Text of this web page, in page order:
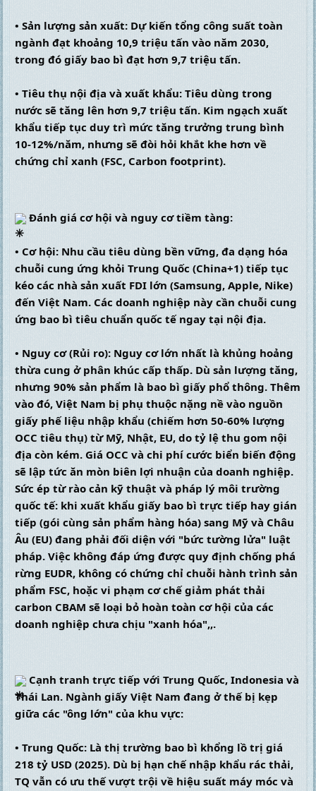
• Sản lượng sản xuất: Dự kiến tổng công suất toàn
ngành đạt khoảng 10,9 triệu tấn vào năm 2030,
trong đó giấy bao bì đạt hơn 9,7 triệu tấn.
• Tiêu thụ nội địa và xuất khẩu: Tiêu dùng trong
nước sẽ tăng lên hơn 9,7 triệu tấn. Kim ngạch xuất
khẩu tiếp tục duy trì mức tăng trưởng trung bình
10-12%/năm, nhưng sẽ đòi hỏi khắt khe hơn về
chứng chỉ xanh (FSC, Carbon footprint).
Đánh giá cơ hội và nguy cơ tiềm tàng:
• Cơ hội: Nhu cầu tiêu dùng bền vững, đa dạng hóa
chuỗi cung ứng khỏi Trung Quốc (China+1) tiếp tục
kéo các nhà sản xuất FDI lớn (Samsung, Apple, Nike)
đến Việt Nam. Các doanh nghiệp này cần chuỗi cung
ứng bao bì tiêu chuẩn quốc tế ngay tại nội địa.
• Nguy cơ (Rủi ro): Nguy cơ lớn nhất là khủng hoảng
thừa cung ở phân khúc cấp thấp. Dù sản lượng tăng,
nhưng 90% sản phẩm là bao bì giấy phổ thông. Thêm
vào đó, Việt Nam bị phụ thuộc nặng nề vào nguồn
giấy phế liệu nhập khẩu (chiếm hơn 50-60% lượng
OCC tiêu thụ) từ Mỹ, Nhật, EU, do tỷ lệ thu gom nội
địa còn kém. Giá OCC và chi phí cước biển biến động
sẽ lập tức ăn mòn biên lợi nhuận của doanh nghiệp.
Sức ép từ rào cản kỹ thuật và pháp lý môi trường
quốc tế: khi xuất khẩu giấy bao bì trực tiếp hay gián
tiếp (gói cùng sản phẩm hàng hóa) sang Mỹ và Châu
Âu (EU) đang phải đối diện với "bức tường lửa" luật
pháp. Việc không đáp ứng được quy định chống phá
rừng EUDR, không có chứng chỉ chuỗi hành trình sản
phẩm FSC, hoặc vi phạm cơ chế giảm phát thải
carbon CBAM sẽ loại bỏ hoàn toàn cơ hội của các
doanh nghiệp chưa chịu "xanh hóa",,.
Cạnh tranh trực tiếp với Trung Quốc, Indonesia và
Thái Lan. Ngành giấy Việt Nam đang ở thế bị kẹp
giữa các "ông lớn" của khu vực:
• Trung Quốc: Là thị trường bao bì khổng lồ trị giá
218 tỷ USD (2025). Dù bị hạn chế nhập khẩu rác thải,
TQ vẫn có ưu thế vượt trội về hiệu suất máy móc và